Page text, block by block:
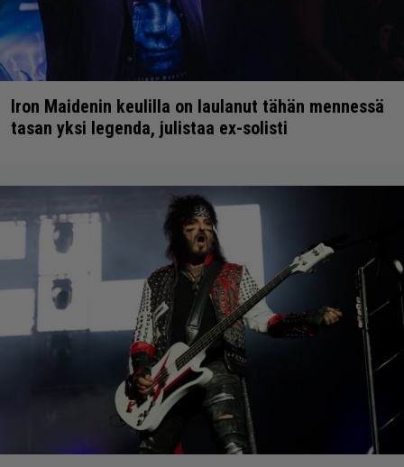
Iron Maidenin keulilla on laulanut tähän mennessä
tasan yksi legenda, julistaa ex-solisti